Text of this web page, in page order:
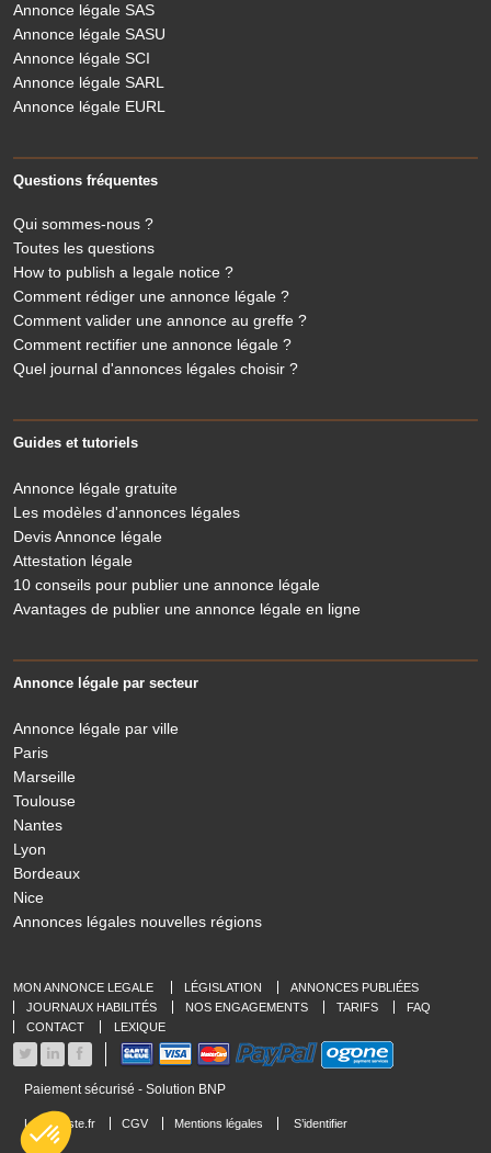
Annonce légale SAS
Annonce légale SASU
Annonce légale SCI
Annonce légale SARL
Annonce légale EURL
Questions fréquentes
Qui sommes-nous ?
Toutes les questions
How to publish a legale notice ?
Comment rédiger une annonce légale ?
Comment valider une annonce au greffe ?
Comment rectifier une annonce légale ?
Quel journal d'annonces légales choisir ?
Guides et tutoriels
Annonce légale gratuite
Les modèles d'annonces légales
Devis Annonce légale
Attestation légale
10 conseils pour publier une annonce légale
Avantages de publier une annonce légale en ligne
Annonce légale par secteur
Annonce légale par ville
Paris
Marseille
Toulouse
Nantes
Lyon
Bordeaux
Nice
Annonces légales nouvelles régions
MON ANNONCE LEGALE LÉGISLATION
ANNONCES PUBLIÉES
JOURNAUX HABILITÉS
NOS ENGAGEMENTS TARIFS
FAQ
CONTACT
LEXIQUE
Paiement sécurisé - Solution BNP
LeLegaliste.fr CGV Mentions légales S’identifier